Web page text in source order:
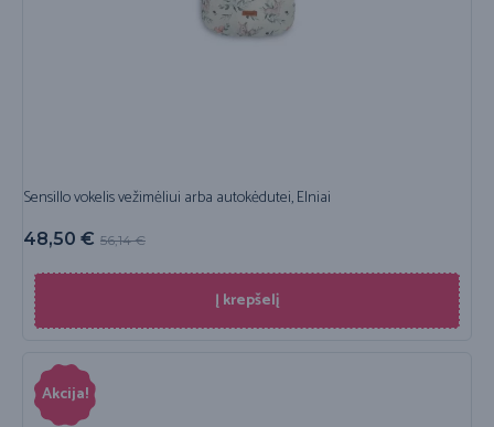
Sensillo vokelis vežimėliui arba autokėdutei, Elniai
56,14€
48,50 €
Į krepšelį
Akcija!